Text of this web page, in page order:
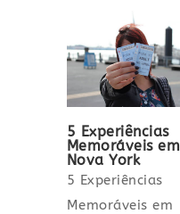
5 Experiências
Memoráveis em
Nova York
5 Experiências
Memoráveis em